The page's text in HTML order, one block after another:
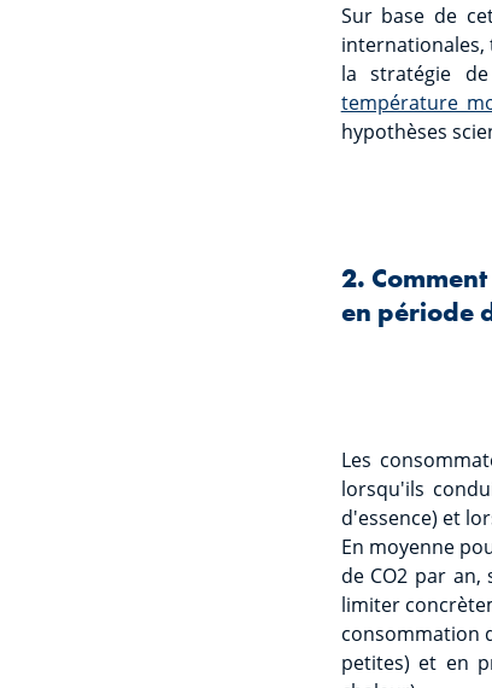
Sur base de
internationales,
la stratégie
température
hypothèses
2.
en période
Les
lorsqu'ils
d'essence) et
En moyenne
de CO2 par
limiter
consommation
petites) et en